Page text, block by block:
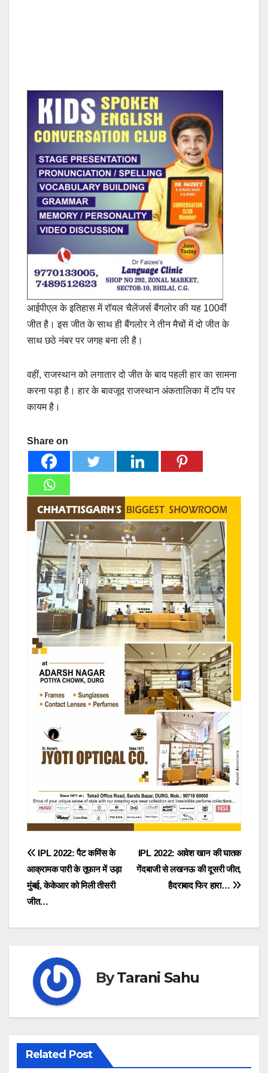
आईपीएल के इतिहास में रॉयल चैलेंजर्स बैंगलोर की यह 100वीं
जीत है। इस जीत के साथ ही बैंगलोर ने तीन मैचों में दो जीत के
साथ छठे नंबर पर जगह बना ली है।
वहीं, राजस्थान को लगातार दो जीत के बाद पहली हार का सामना
करना पड़ा है। हार के बावजूद राजस्थान अंकतालिका में टॉप पर
कायम है।
Share on
Post
navigation
IPL 2022: आवेश खान की घातक
गेंदबाजी से लखनऊ की दूसरी जीत,
हैदराबाद फिर हारा…
IPL 2022: पैट कमिंस के
आक्रामक पारी के तूफान में उड़ा
मुंबई, केकेआर को मिली तीसरी
जीत…
ByTarani Sahu
Related Post